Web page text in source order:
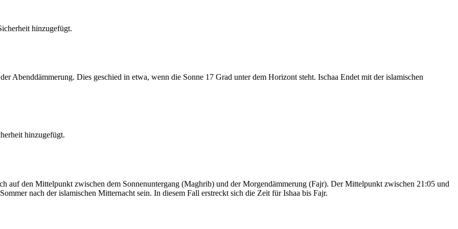
hinzugefügt.
Abenddämmerung. Dies geschied in etwa, wenn die Sonne 17 Grad unter dem Horizont steht. Ischaa Endet mit der islamischen
hinzugefügt.
auf den Mittelpunkt zwischen dem Sonnenuntergang (Maghrib) und der Morgendämmerung (Fajr). Der Mittelpunkt zwischen 21:05 und
nach der islamischen Mitternacht sein. In diesem Fall erstreckt sich die Zeit für Ishaa bis Fajr.